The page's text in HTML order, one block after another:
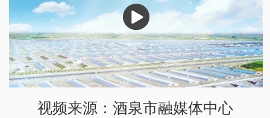
播
放
视频来源：酒泉市融媒体中心